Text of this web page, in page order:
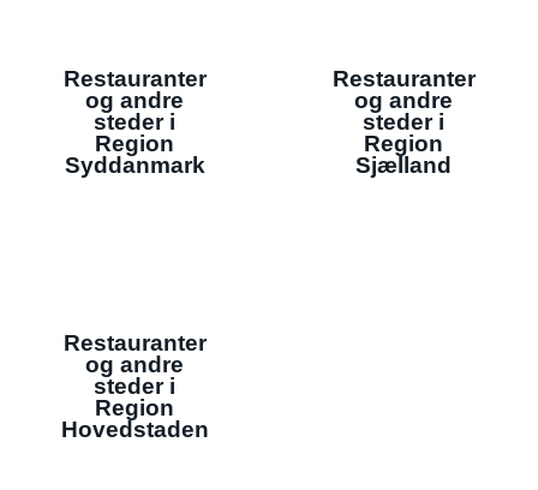
Restauranter
og andre
steder i
Region
Syddanmark
Restauranter
og andre
steder i
Region
Sjælland
Restauranter
og andre
steder i
Region
Hovedstaden